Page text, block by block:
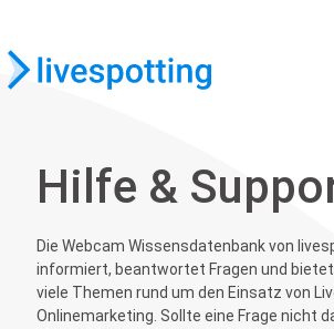
Hilfe &
Die Webcam Wissensdatenbank von
informiert, beantwortet Fragen und
viele Themen rund um den Einsatz von
Onlinemarketing. Sollte eine Frage nicht